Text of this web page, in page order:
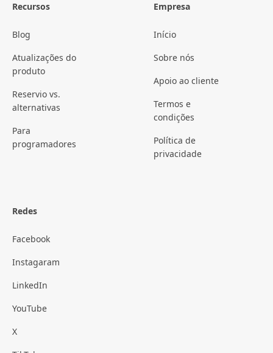
Recursos
Blog
Atualizações do
produto
Reservio vs.
alternativas
Para
programadores
Empresa
Início
Sobre nós
Apoio ao cliente
Termos e
condições
Política de
privacidade
Redes
Facebook
Instagaram
LinkedIn
YouTube
X